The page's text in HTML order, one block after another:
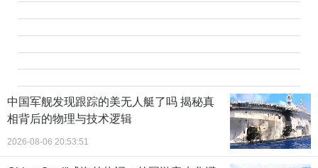
中国军舰发现跟踪的美无人艇了吗 揭秘真
相背后的物理与技术逻辑
2026-08-06 20:53:51